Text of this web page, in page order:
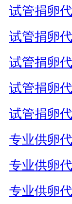
试管捐卵
试管捐卵
试管捐卵
试管捐卵
试管捐卵
专业供卵
专业供卵
专业供卵